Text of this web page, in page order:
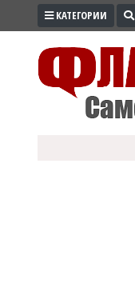
ПРОМО
КАТЕГОРИИ